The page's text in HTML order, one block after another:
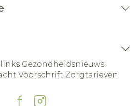
Gezondheidsnieuws
Voorschrift Zorgtarieven